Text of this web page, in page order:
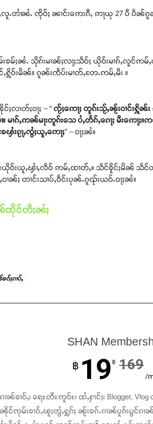
တၢႆၼႆႉ ၸိုဝ်ႈ ၼၢင်းဢေးၵီႇ ဢႃယု 27 ပီ ပဵၼ်ၵူ
ၶမ်ႈၼႆႉ သိုၵ်းမၢၼ်ႈလႃႈသဵဝ်ႈ ယိုဝ်းမၢၵ်ႇလူင်ဢမ်ႇ
ႇႁိူဝ်းမိၼ်။ ၵူၼ်းၸဵပ်းမၢတ်ႇတႄႉဢမ်ႇမီး ။
လၢတ်ႈဝႃႈ – “ ၸႂ်ႈဢေႃႈ တူၵ်းသႂ်ႇၼႂ်းဝၢင်းႁိူၼ်
မၢၵ်ႇဢၼ်မႃးတူၵ်းသေ ပႆႇတႅၵ်ႇၵေႃႈ မီးဢေႃႈ
းၵႂႃႇၸွႆႈယူႇဢေႃႈ” – ဝႃႈၼႆ။
ဝ်းယူႇၾၢႆႇလဵဝ် ဢမ်ႇထၢတ်ႇ။ သဵင်ၶိူင်ႈမိၼ် သဵင်တ
ၢၼ်ႈ တၢင်းသၢပ်ႇဝဵင်းပုၼ်ႉၵူၺ်းယဝ်ႉဝႃႈၼႆ။
ထိုင်တီႈၼႆႈ
ႈၵၢပ်ႇ
SHAN
฿ 19 ฿ 169
/
ၢၼ်ၶၢဝ်ႇ၊ ရေႊတီႊဢူဝ်ႊ၊ ထႆႇႁၢင်ႈ၊ Blogger,
င်ၸုမ်းၶၢဝ်ႇၽူႈတွႆႇႁွၵ်ႈ ၼႂ်းၶၵ်ႉၵၢၼ်ပူၵ်းပွင်ၵၢ